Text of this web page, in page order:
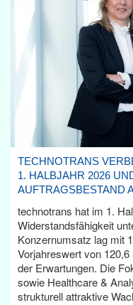
TECHNOTRANS
1. HALBJAHR 2026
AUFTRAGSBESTAND
technotrans hat im 1.
Widerstandsfähigkeit
Konzernumsatz lag mit
Vorjahreswert von
der Erwartungen. Die
sowie Healthcare &
strukturell attraktive